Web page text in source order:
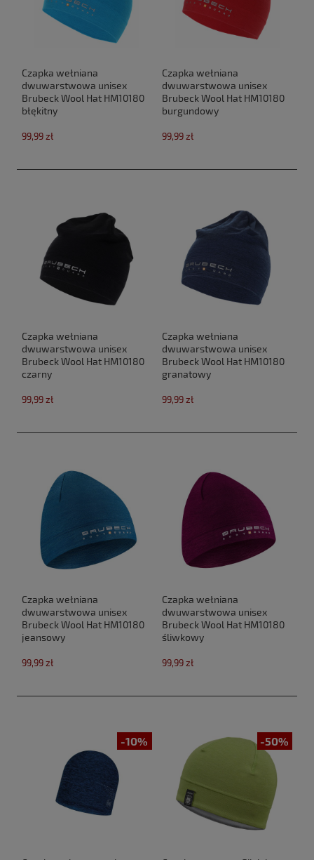
Czapka wełniana
dwuwarstwowa unisex
Brubeck Wool Hat HM10180
błękitny
99,99 zł
Czapka wełniana
dwuwarstwowa unisex
Brubeck Wool Hat HM10180
burgundowy
99,99 zł
Czapka wełniana
dwuwarstwowa unisex
Brubeck Wool Hat HM10180
czarny
99,99 zł
Czapka wełniana
dwuwarstwowa unisex
Brubeck Wool Hat HM10180
granatowy
99,99 zł
Czapka wełniana
dwuwarstwowa unisex
Brubeck Wool Hat HM10180
jeansowy
99,99 zł
Czapka wełniana
dwuwarstwowa unisex
Brubeck Wool Hat HM10180
śliwkowy
99,99 zł
-10% -50%